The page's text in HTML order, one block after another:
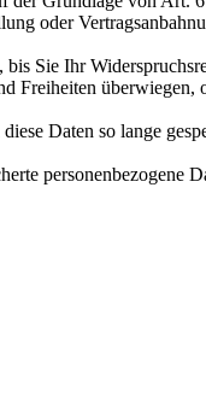
oder
Sie Ihr
Freiheiten überwiegen,
Daten so lange
personenbezogene